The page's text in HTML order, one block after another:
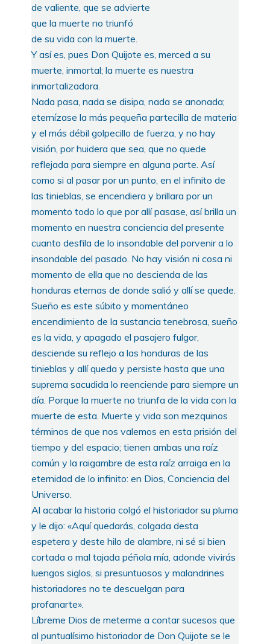
de valiente, que se advierte
que la muerte no triunfó
de su vida con la muerte.
Y así es, pues Don Quijote es, merced a su
muerte, inmortal; la muerte es nuestra
inmortalizadora.
Nada pasa, nada se disipa, nada se anonada;
eternízase la más pequeña partecilla de materia
y el más débil golpecillo de fuerza, y no hay
visión, por huidera que sea, que no quede
reflejada para siempre en alguna parte. Así
como si al pasar por un punto, en el infinito de
las tinieblas, se encendiera y brillara por un
momento todo lo que por allí pasase, así brilla un
momento en nuestra conciencia del presente
cuanto desfila de lo insondable del porvenir a lo
insondable del pasado. No hay visión ni cosa ni
momento de ella que no descienda de las
honduras eternas de donde salió y allí se quede.
Sueño es este súbito y momentáneo
encendimiento de la sustancia tenebrosa, sueño
es la vida, y apagado el pasajero fulgor,
desciende su reflejo a las honduras de las
tinieblas y allí queda y persiste hasta que una
suprema sacudida lo reenciende para siempre un
día. Porque la muerte no triunfa de la vida con la
muerte de esta. Muerte y vida son mezquinos
términos de que nos valemos en esta prisión del
tiempo y del espacio; tienen ambas una raíz
común y la raigambre de esta raíz arraiga en la
eternidad de lo infinito: en Dios, Conciencia del
Universo.
Al acabar la historia colgó el historiador su pluma
y le dijo: «Aquí quedarás, colgada desta
espetera y deste hilo de alambre, ni sé si bien
cortada o mal tajada péñola mía, adonde vivirás
luengos siglos, si presuntuosos y malandrines
historiadores no te descuelgan para
profanarte».
Líbreme Dios de meterme a contar sucesos que
al puntualísimo historiador de Don Quijote se le